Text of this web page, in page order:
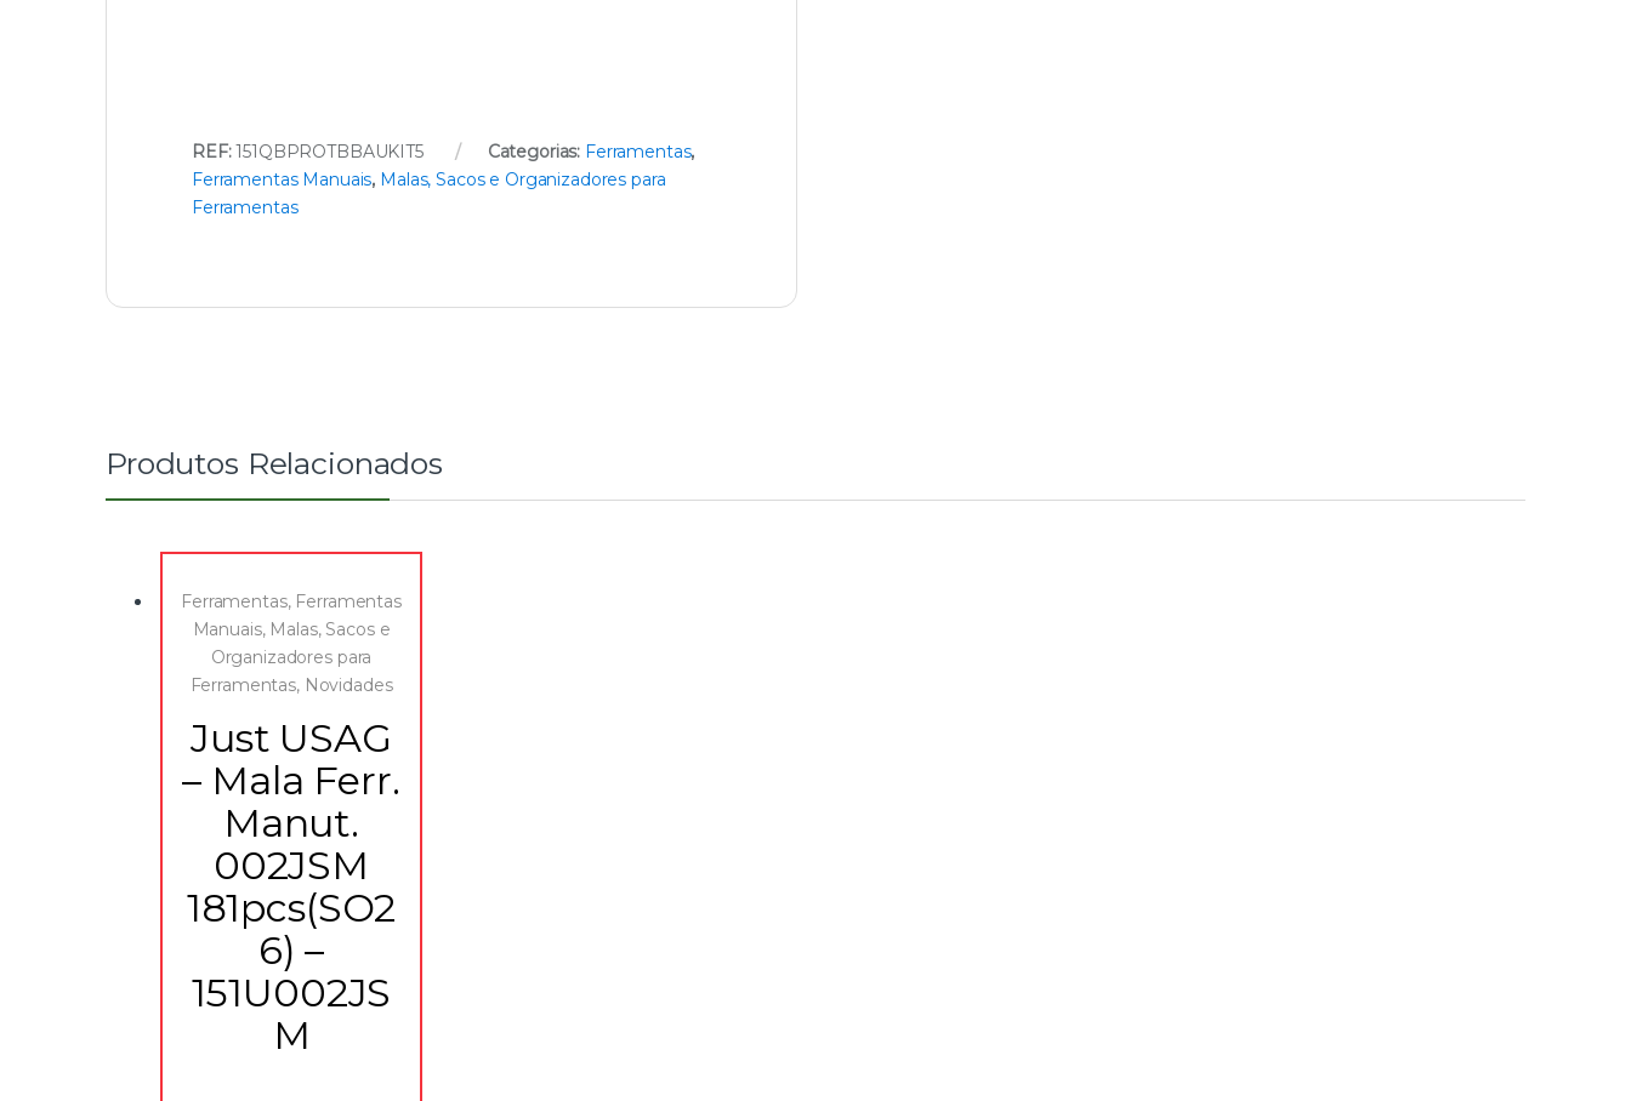
REF:151QBPROTBBAUKIT5 Categorias: Ferramentas,
Ferramentas Manuais, Malas, Sacos e Organizadores para
Ferramentas
Produtos Relacionados
Ferramentas, Ferramentas
Manuais, Malas, Sacos e
Organizadores para
Ferramentas, Novidades
Just USAG
– Mala Ferr.
Manut.
002JSM
181pcs(SO2
6) –
151U002JS
M